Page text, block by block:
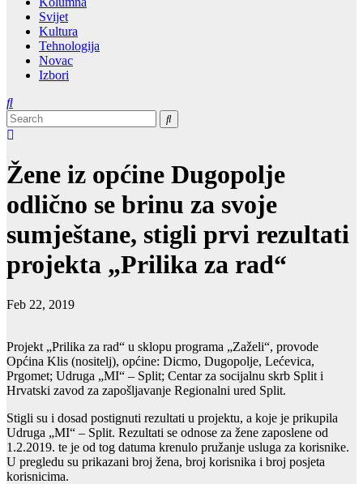
Svijet
Kultura
Tehnologija
Novac
Izbori
Žene iz općine Dugopolje
odlično se brinu za svoje
sumještane, stigli prvi rezultati
projekta „Prilika za rad“
Feb 22, 2019
Projekt „Prilika za rad“ u sklopu programa „Zaželi“, provode
Općina Klis (nositelj), općine: Dicmo, Dugopolje, Lećevica,
Prgomet; Udruga „MI“ – Split; Centar za socijalnu skrb Split i
Hrvatski zavod za zapošljavanje Regionalni ured Split.
Stigli su i dosad postignuti rezultati u projektu, a koje je prikupila
Udruga „MI“ – Split. Rezultati se odnose za žene zaposlene od
1.2.2019. te je od tog datuma krenulo pružanje usluga za korisnike.
U pregledu su prikazani broj žena, broj korisnika i broj posjeta
korisnicima.